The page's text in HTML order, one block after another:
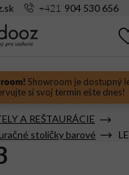
Showroom je dostupný
si svoj termín ešte dnes!
+421 904 530 656
A REŠTAURÁCIE
stoličky barové